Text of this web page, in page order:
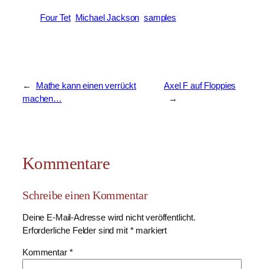
Four Tet Michael Jackson samples
←
Mathe kann einen verrückt
machen…
Axel F auf Floppies
→
Kommentare
Schreibe einen Kommentar
Deine E-Mail-Adresse wird nicht veröffentlicht.
Erforderliche Felder sind mit *markiert
Kommentar *